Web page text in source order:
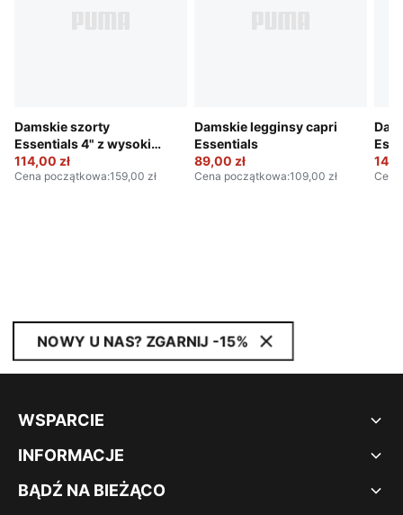
Damskie szorty
Essentials 4" z wysokim
stanem i zwierzęcym
nadrukiem
114,00 zł
Cena początkowa:159,00 zł
Damskie legginsy capri
Essentials
89,00 zł
Cena początkowa:109,00 zł
NOWY U NAS? ZGARNIJ -15%
WSPARCIE
INFORMACJE
BĄDŹ NA BIEŻĄCO